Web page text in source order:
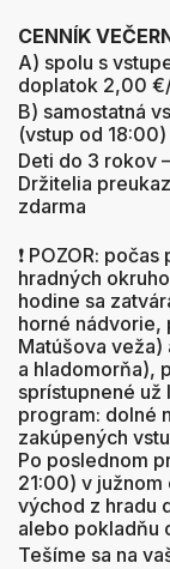
CENNÍK
A) spolu s
doplatok 2,00
B) samostatná
(vstup od
Deti do 3 rokov
Držitelia
zdarma
❗ POZOR:
hradných
hodine sa
horné nádvorie,
Matúšova veža)
a hladomorňa),
sprístupnené
program: dolné
zakúpených
Po poslednom
21:00) v
východ z hradu
alebo pokladňu
Tešíme sa na